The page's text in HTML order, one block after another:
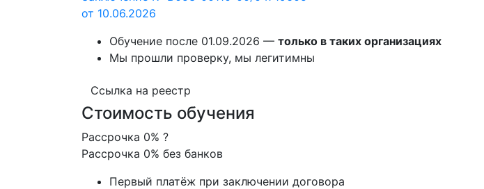
от 10.06.2026
Обучение после 01.09.2026 — только в таких организациях
Мы прошли проверку, мы легитимны
Ссылка на реестр
Стоимость обучения
Рассрочка 0% ?
Рассрочка 0% без банков
Первый платёж при заключении договора